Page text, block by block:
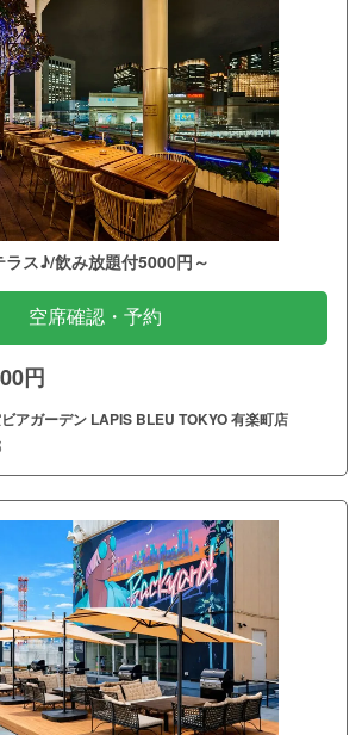
ス♪/飲み放題付5000円～
空席確認・予約
円
アガーデン LAPIS BLEU TOKYO 有楽町店